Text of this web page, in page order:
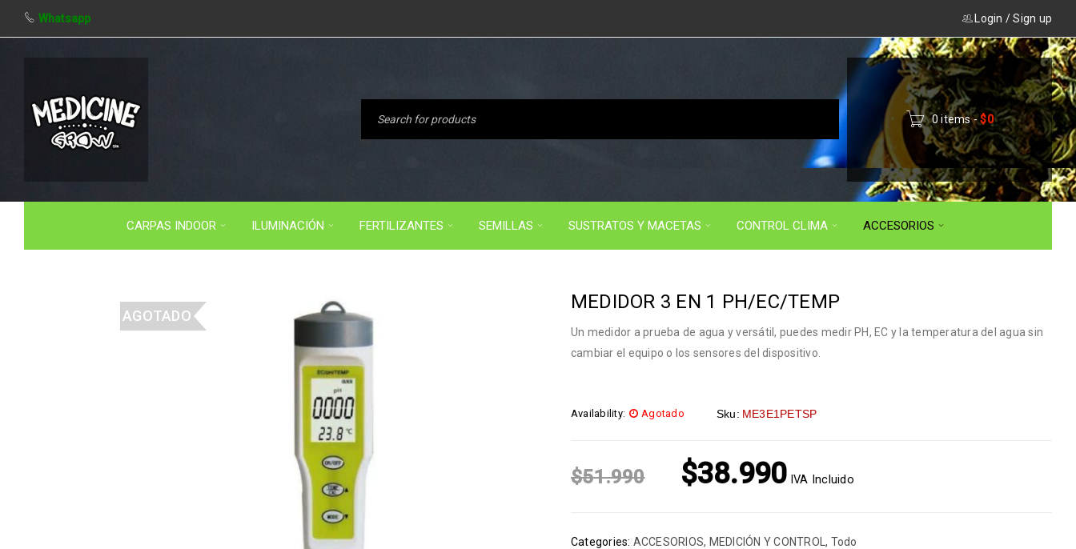
Whatsapp Login /Sign up
0 items - $0
CARPAS INDOOR ILUMINACIÓN FERTILIZANTES SEMILLAS SUSTRATOS Y MACETAS CONTROL CLIMA ACCESORIOS
AGOTADO
MEDIDOR 3 EN 1 PH/EC/TEMP
Un medidor a prueba de agua y versátil, puedes medir PH, EC y la temperatura del agua sin
cambiar el equipo o los sensores del dispositivo.
Availability: Agotado Sku: ME3E1PETSP
$51.990 $38.990 IVA Incluido
Categories: ACCESORIOS, MEDICIÓN Y CONTROL, Todo